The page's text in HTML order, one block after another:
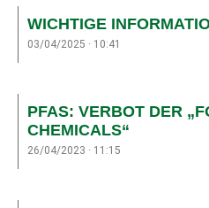
WICHTIGE
03/04/2025 10:41
PFAS: VERBOT DER
CHEMICALS“
26/04/2023 11:15